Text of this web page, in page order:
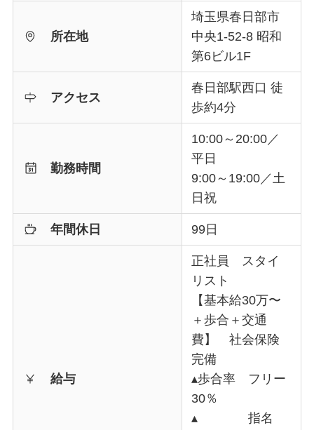
所在地
埼玉県春日部市
中央1-52-8 昭和
第6ビル1F
アクセス
春日部駅西口 徒
歩約4分
勤務時間
10:00～20:00／
平日
9:00～19:00／土
日祝
年間休日 99日
給与
正社員 スタイ
リスト
【基本給30万〜
＋歩合＋交通
費】 社会保険
完備
▴歩合率 フリー
30％
▴ 指名